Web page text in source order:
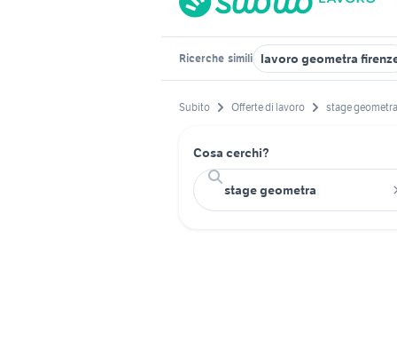
Ricerche simili lavoro geometra
Subito Offerte di lavoro stage geometra
Cosa cerchi?